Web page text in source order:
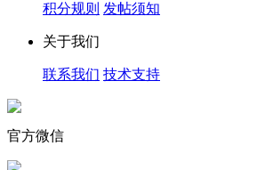
积分规则 发帖须知
关于我们
联系我们 技术支持
官方微信